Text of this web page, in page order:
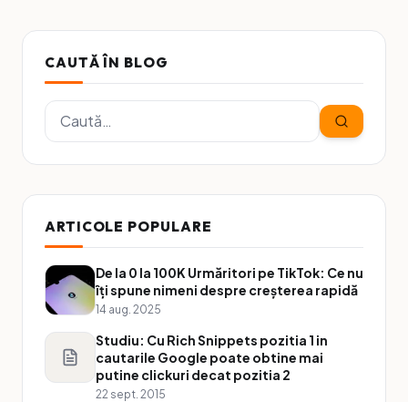
CAUTĂ ÎN BLOG
ARTICOLE POPULARE
De la 0 la 100K Urmăritori pe TikTok: Ce nu
îți spune nimeni despre creșterea rapidă
14 aug. 2025
Studiu: Cu Rich Snippets pozitia 1 in
cautarile Google poate obtine mai
putine clickuri decat pozitia 2
22 sept. 2015